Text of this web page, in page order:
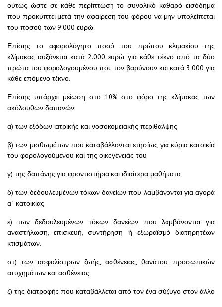
ούτως ώστε σε κάθε περίπτωση το συνολικό καθαρό εισόδημα
που προκύπτει μετά την αφαίρεση του φόρου να μην υπολείπεται
του ποσού των 9.000 ευρώ.
Επίσης το αφορολόγητο ποσό του πρώτου κλιμακίου της
κλίμακας αυξάνεται κατά 2.000 ευρώ για κάθε τέκνο από τα δύο
πρώτα του φορολογουμένου που τον βαρύνουν και κατά 3.000 για
κάθε επόμενο τέκνο.
Επίσης υπάρχει μείωση στο 10% στο φόρο της κλίμακας των
ακόλουθων δαπανών:
α) των εξόδων ιατρικής και νοσοκομειακής περίθαλψης
β) των μισθωμάτων που καταβάλλονται ετησίως για κύρια κατοικία
του φορολογούμενου και της οικογένειάς του
γ) της δαπάνης για φροντιστήρια και ιδιαίτερα μαθήματα
δ) των δεδουλευμένων τόκων δανείων που λαμβάνονται για αγορά
α΄ κατοικίας
ε) των δεδουλευμένων τόκων δανείων που λαμβάνονται για
αναστήλωση, επισκευή, συντήρηση ή εξωραϊσμό διατηρητέων
κτισμάτων.
στ) των ασφαλίστρων ζωής, ασθένειας, θανάτου, προσωπικών
ατυχημάτων και ασθένειας.
ζ) της διατροφής που καταβάλλεται από τον ένα σύζυγο στον άλλο